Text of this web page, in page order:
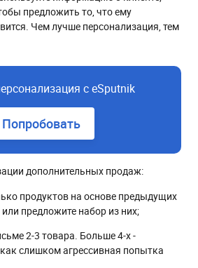
предложить то, что ему
Чем лучше персонализация, тем
с eSputnik
Попробовать
дополнительных продаж:
продуктов на основе предыдущих
предложите набор из них;
2-3 товара. Больше 4-х -
слишком агрессивная попытка